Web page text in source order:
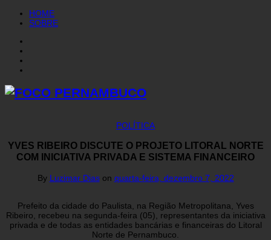
HOME
SOBRE
POLÍTICA
YVES RIBEIRO DISCUTE O PROJETO LITORAL NORTE
COM INICIATIVA PRIVADA E SISTEMA FINANCEIRO
By Luzimar Dias on quarta-feira, dezembro 7, 2022
Prefeito da cidade do Paulista, na Região Metropolitana, Yves
Ribeiro, recebeu na segunda-feira (05), representantes da iniciativa
privada e de todas as entidades bancárias e financeiras do Litoral
Norte de Pernambuco.